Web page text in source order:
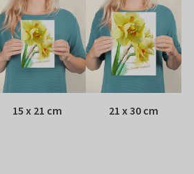
15 x 21 cm 21 x 30 cm